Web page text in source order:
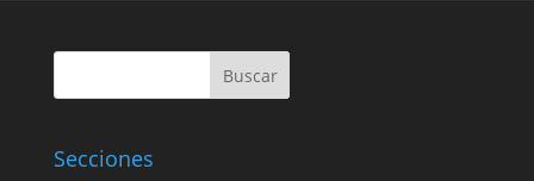
Buscar
Secciones